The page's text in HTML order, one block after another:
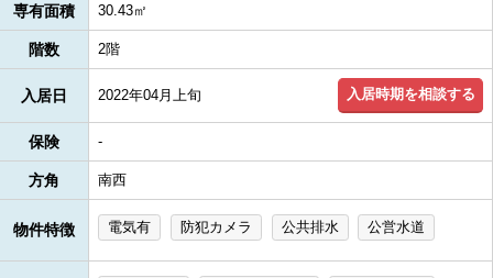
専有面積 30.43㎡
階数 2階
入居日 2022年04月上旬 入居時期を相談する
保険 -
方角 南西
物件特徴 電気有 防犯カメラ 公共排水 公営水道